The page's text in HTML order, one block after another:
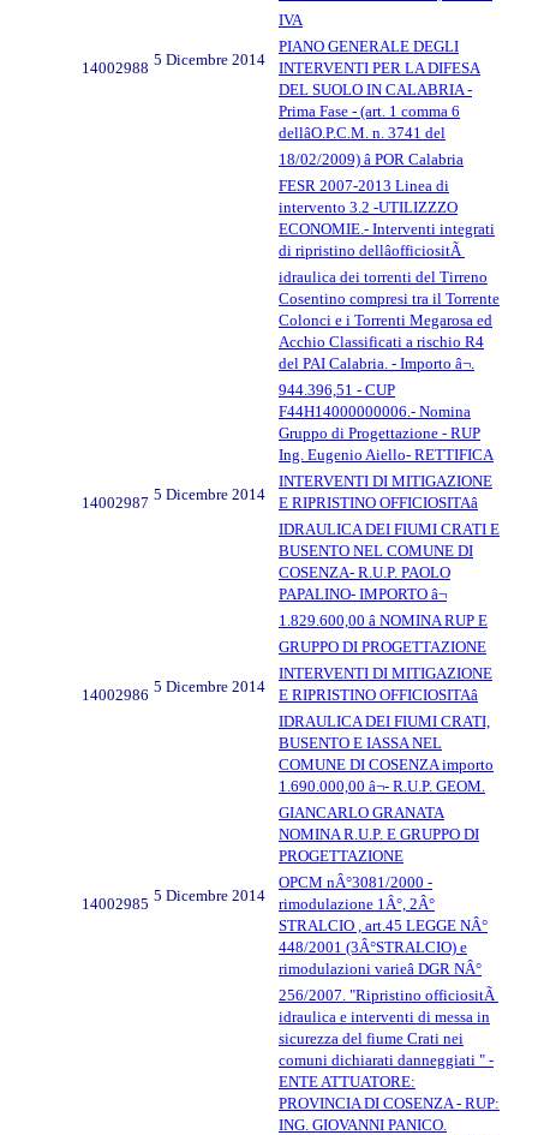
IVA
14002988 5 Dicembre 2014
PIANO GENERALE DEGLI
INTERVENTI PER LA DIFESA
DEL SUOLO IN CALABRIA -
Prima Fase - (art. 1 comma 6
dellâO.P.C.M. n. 3741 del
18/02/2009) â POR Calabria
FESR 2007-2013 Linea di
intervento 3.2 -UTILIZZZO
ECONOMIE.- Interventi integrati
di ripristino dellâofficiositÃ
idraulica dei torrenti del Tirreno
Cosentino compresi tra il Torrente
Colonci e i Torrenti Megarosa ed
Acchio Classificati a rischio R4
del PAI Calabria. - Importo â¬.
944.396,51 - CUP
F44H14000000006.- Nomina
Gruppo di Progettazione - RUP
Ing. Eugenio Aiello- RETTIFICA
14002987 5 Dicembre 2014
INTERVENTI DI MITIGAZIONE
E RIPRISTINO OFFICIOSITAâ
IDRAULICA DEI FIUMI CRATI E
BUSENTO NEL COMUNE DI
COSENZA- R.U.P. PAOLO
PAPALINO- IMPORTO â¬
1.829.600,00 â NOMINA RUP E
GRUPPO DI PROGETTAZIONE
14002986 5 Dicembre 2014
INTERVENTI DI MITIGAZIONE
E RIPRISTINO OFFICIOSITAâ
IDRAULICA DEI FIUMI CRATI,
BUSENTO E IASSA NEL
COMUNE DI COSENZA importo
1.690.000,00 â¬- R.U.P. GEOM.
GIANCARLO GRANATA
NOMINA R.U.P. E GRUPPO DI
PROGETTAZIONE
14002985 5 Dicembre 2014
OPCM nÂ°3081/2000 -
rimodulazione 1Â°, 2Â°
STRALCIO , art.45 LEGGE NÂ°
448/2001 (3Â°STRALCIO) e
rimodulazioni varieâ DGR NÂ°
256/2007. "Ripristino officiositÃ
idraulica e interventi di messa in
sicurezza del fiume Crati nei
comuni dichiarati danneggiati " -
ENTE ATTUATORE:
PROVINCIA DI COSENZA - RUP:
ING. GIOVANNI PANICO.